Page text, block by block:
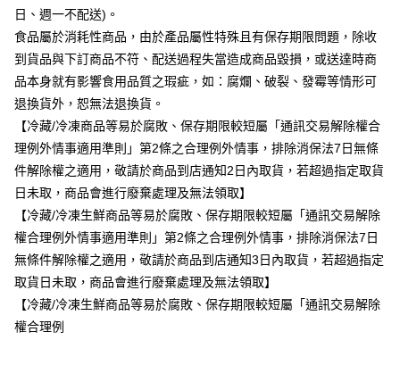
日、週一不配送)。
食品屬於消耗性商品，由於產品屬性特殊且有保存期限問題，除收
到貨品與下訂商品不符、配送過程失當造成商品毀損，或送達時商
品本身就有影響食用品質之瑕疵，如：腐爛、破裂、發霉等情形可
退換貨外，恕無法退換貨。
【冷藏/冷凍商品等易於腐敗、保存期限較短屬「通訊交易解除權合
理例外情事適用準則」第2條之合理例外情事，排除消保法7日無條
件解除權之適用，敬請於商品到店通知2日內取貨，若超過指定取貨
日未取，商品會進行廢棄處理及無法領取】
【冷藏/冷凍生鮮商品等易於腐敗、保存期限較短屬「通訊交易解除
權合理例外情事適用準則」第2條之合理例外情事，排除消保法7日
無條件解除權之適用，敬請於商品到店通知3日內取貨，若超過指定
取貨日未取，商品會進行廢棄處理及無法領取】
【冷藏/冷凍生鮮商品等易於腐敗、保存期限較短屬「通訊交易解除
權合理例